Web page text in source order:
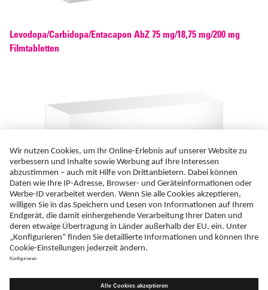
Levodopa/Carbidopa/Entacapon AbZ 75 mg/18,75 mg/200 mg
Filmtabletten
Levodopa/Carbidopa/Entacapon AbZ 100 mg/25 mg/200 mg